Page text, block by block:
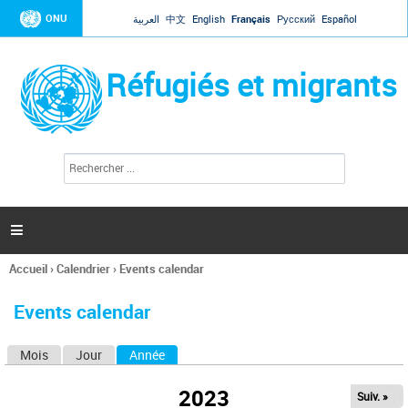
Jump to navigation
ONU العربية 中文 English Français Русский Español
Réfugiés et migrants
l
c
h
e

Vous
ici
Accueil›Calendrier› Events calendar
Events calendar
Mois Jour Année
2023 Suiv. »